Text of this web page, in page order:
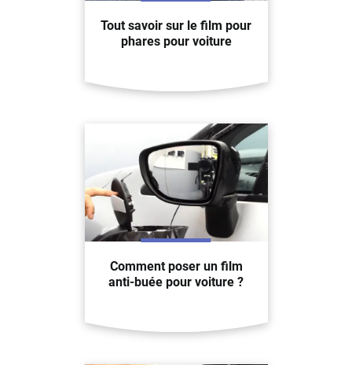
Tout savoir sur le film pour
phares pour voiture
Comment poser un film
anti-buée pour voiture ?